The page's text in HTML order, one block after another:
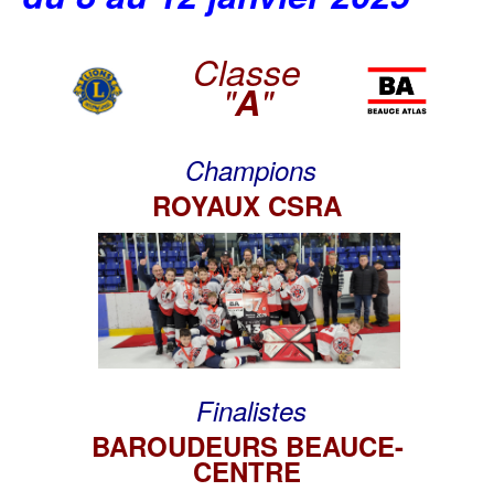
Classe
"A"
Champions
ROYAUX CSRA
Finalistes
BAROUDEURS BEAUCE-
CENTRE